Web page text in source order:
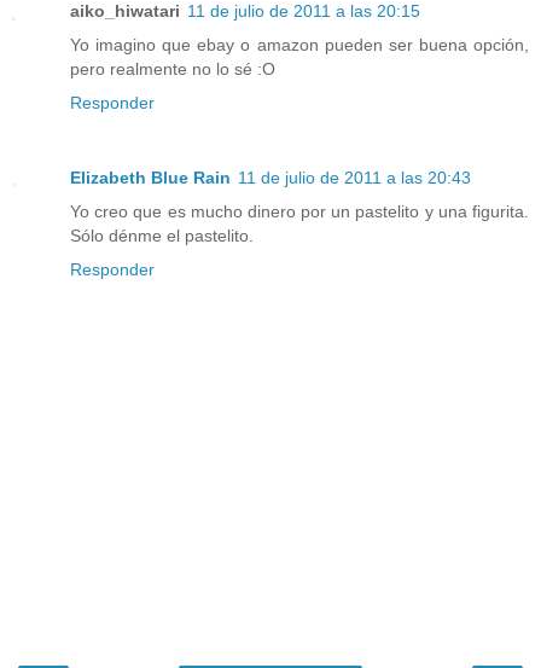
aiko_hiwatari 11 de julio de 2011 a las 20:15
Yo imagino que ebay o amazon pueden ser buena opción,
pero realmente no lo sé :O
Responder
Elizabeth Blue Rain 11 de julio de 2011 a las 20:43
Yo creo que es mucho dinero por un pastelito y una figurita.
Sólo dénme el pastelito.
Responder